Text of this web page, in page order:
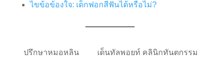
ไขข้อข้องใจ: เด็กฟอกสีฟันได้หรือไม่?
ปรึกษาหมอหลิน
เด็นทัลพอยท์ คลินิกทันตกรรม